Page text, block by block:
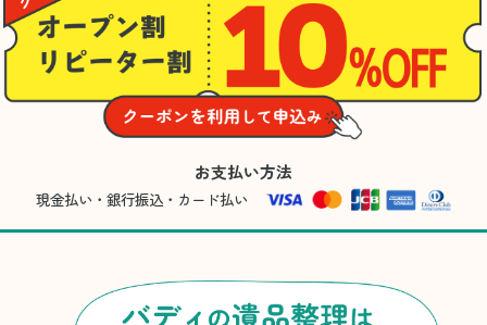
お支払い方法
現金払い・銀行振込・カード払い